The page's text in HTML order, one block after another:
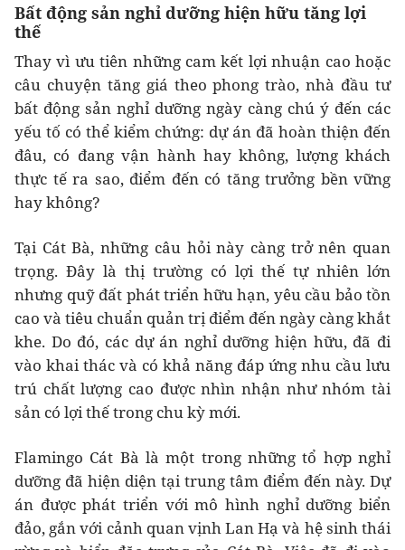
Bất động sản nghỉ dưỡng hiện hữu tăng lợi
thế
Thay vì ưu tiên những cam kết lợi nhuận cao hoặc
câu chuyện tăng giá theo phong trào, nhà đầu tư
bất động sản nghỉ dưỡng ngày càng chú ý đến các
yếu tố có thể kiểm chứng: dự án đã hoàn thiện đến
đâu, có đang vận hành hay không, lượng khách
thực tế ra sao, điểm đến có tăng trưởng bền vững
hay không?
Tại Cát Bà, những câu hỏi này càng trở nên quan
trọng. Đây là thị trường có lợi thế tự nhiên lớn
nhưng quỹ đất phát triển hữu hạn, yêu cầu bảo tồn
cao và tiêu chuẩn quản trị điểm đến ngày càng khắt
khe. Do đó, các dự án nghỉ dưỡng hiện hữu, đã đi
vào khai thác và có khả năng đáp ứng nhu cầu lưu
trú chất lượng cao được nhìn nhận như nhóm tài
sản có lợi thế trong chu kỳ mới.
Flamingo Cát Bà là một trong những tổ hợp nghỉ
dưỡng đã hiện diện tại trung tâm điểm đến này. Dự
án được phát triển với mô hình nghỉ dưỡng biển
đảo, gắn với cảnh quan vịnh Lan Hạ và hệ sinh thái